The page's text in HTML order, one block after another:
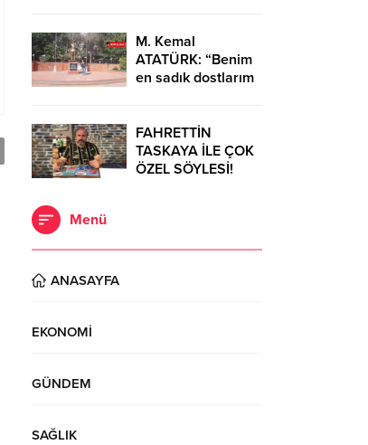
ve Sanata Büyük
Onur…
M. Kemal
ATATÜRK: “Benim
en sadık dostlarım
FAHRETTİN
TASKAYA İLE ÇOK
ÖZEL SÖYLESİ!
Menü
ANASAYFA
EKONOMİ
GÜNDEM
SAĞLIK